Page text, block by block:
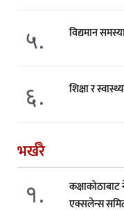
५. विद्यमान
६. शिक्षा र
भर्खरै
१.
एक्सलेन्स